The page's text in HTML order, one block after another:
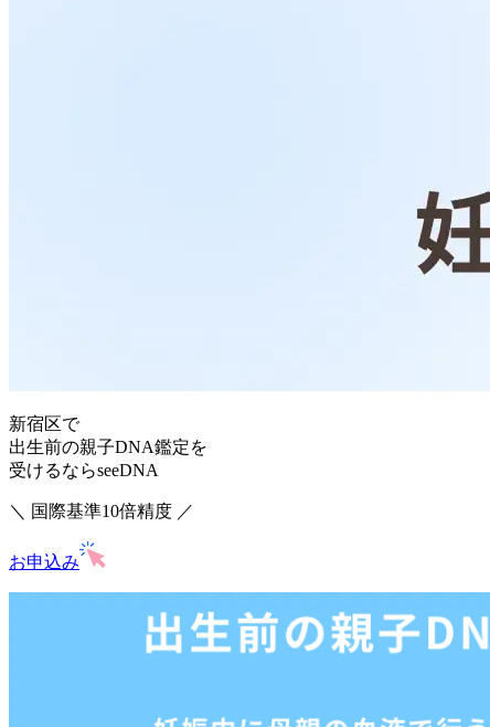
新宿区で
出生前の親子DNA鑑定を
受けるならseeDNA
＼ 国際基準10倍精度 ／
お申込み